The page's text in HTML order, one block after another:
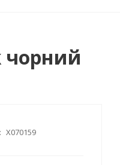
чорний
X070159